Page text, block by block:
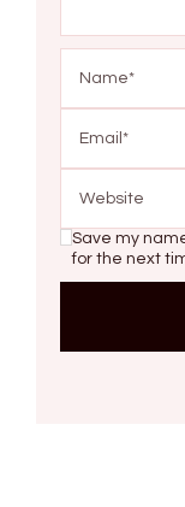
Save my
for the next